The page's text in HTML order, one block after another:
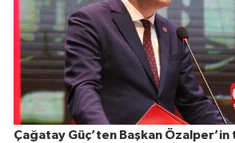
Çağatay Güç’ten Başkan Özalper’in